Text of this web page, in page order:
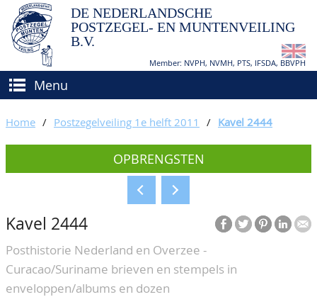
DE NEDERLANDSCHE
POSTZEGEL- EN MUNTENVEILING
B.V.
Member: NVPH, NVMH, PTS, IFSDA, BBVPH
Menu
(VER)KOPEN
Hoe verkopen?
Voorwaarden
BIEDEN
CATALOGI/OPBRENGSTEN
KEURINGSDIENST
AGENDA
Home / Postzegelveiling 1e helft 2011 / Kavel 2444
OPBRENGSTEN
Kavel 2444
Posthistorie Nederland en Overzee -
Curacao/Suriname brieven en stempels in
enveloppen/albums en dozen